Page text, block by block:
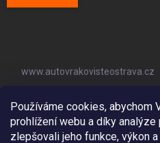
Používáme cookies, abychom
prohlížení webu a díky
zlepšovali jeho funkce, výkon
www.autovrakovisteostrava.cz